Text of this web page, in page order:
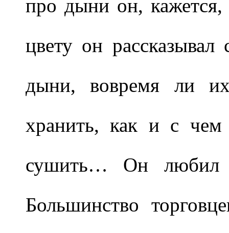
про дыни он,
цвету он
дыни, вовремя ли
хранить, как и с чем
сушить… Он любил
Большинство